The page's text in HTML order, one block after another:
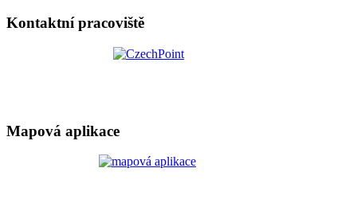
Kontaktní pracoviště
Mapová aplikace